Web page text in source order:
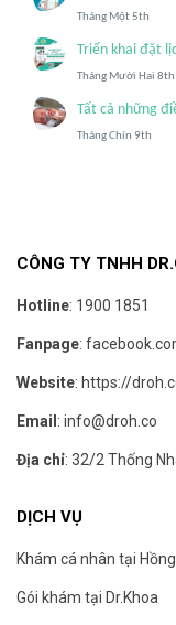
Tháng Một 5th
Triển khai đặt
Tháng Mười Hai 8th
Tất cả những
Tháng Chín 9th
CÔNG TY TNHH
Hotline: 1900 1851
Fanpage:
Website: https://
Email : info@droh.co
Địa chỉ: 32/2 Thống
DỊCH VỤ
Khám cá nhân tại
Gói khám tại Dr.Khoa